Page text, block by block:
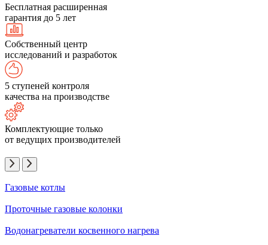
Бесплатная расширенная
гарантия до 5 лет
Собственный центр
исследований и разработок
5 ступеней контроля
качества на производстве
Комплектующие только
от ведущих производителей
Газовые котлы
Проточные газовые колонки
Водонагреватели косвенного нагрева